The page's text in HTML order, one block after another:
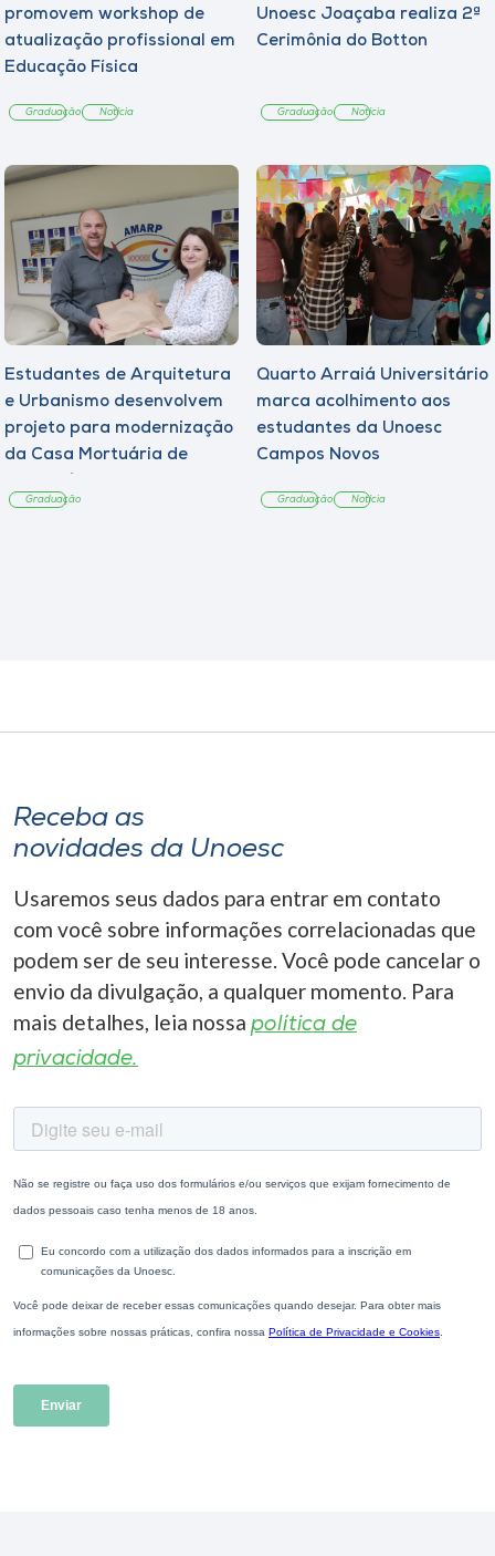
promovem workshop de
atualização profissional em
Educação Física
Graduação Notícia
Unoesc Joaçaba realiza 2ª
Cerimônia do Botton
Graduação Notícia
Estudantes de Arquitetura
e Urbanismo desenvolvem
projeto para modernização
da Casa Mortuária de
Graduação
Quarto Arraiá Universitário
marca acolhimento aos
estudantes da Unoesc
Campos Novos
Graduação Notícia
Receba as
novidades da Unoesc
Usaremos seus dados para entrar em contato
com você sobre informações correlacionadas que
podem ser de seu interesse. Você pode cancelar o
envio da divulgação, a qualquer momento. Para
mais detalhes, leia nossa política de
privacidade.